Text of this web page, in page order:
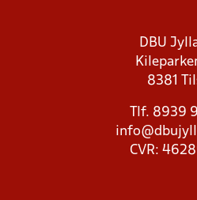
DBU
8381
Tlf. 8939
CVR: